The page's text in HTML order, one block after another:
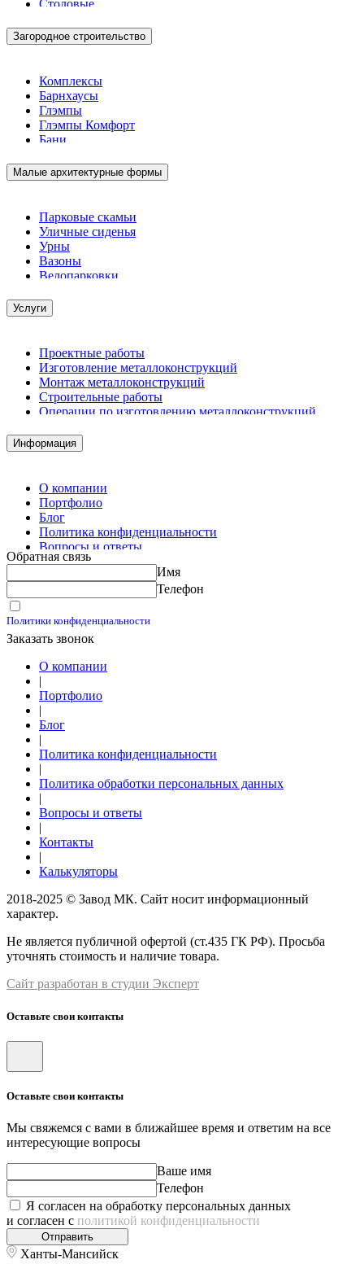
Столовые
Загородное строительство
Комплексы
Барнхаусы
Глэмпы
Глэмпы Комфорт
Бани
Малые архитектурные формы
Парковые скамьи
Уличные сиденья
Урны
Вазоны
Велопарковки
Услуги
Проектные работы
Изготовление металлоконструкций
Монтаж металлоконструкций
Строительные работы
Операции по изготовлению металлоконструкций
Комплектация металлопроката
Изготовление винтовых свай
Информация
О компании
Портфолио
Блог
Политика конфиденциальности
Вопросы и ответы
Контакты
Обратная связь
Имя
Телефон
Политики конфиденциальности
Заказать звонок
О компании
|
Портфолио
|
Блог
|
Политика конфиденциальности
|
Политика обработки персональных данных
|
Вопросы и ответы
|
Контакты
|
Калькуляторы
2018-2025 © Завод МК. Сайт носит информационный
характер.
Не является публичной офертой (ст.435 ГК РФ). Просьба
уточнять стоимость и наличие товара.
Сайт разработан в студии Эксперт
Оставьте свои контакты
Оставьте свои контакты
Мы свяжемся с вами в ближайшее время и ответим на все
интересующие вопросы
Ваше имя
Телефон
Я согласен на обработку персональных данных
и согласен с политикой конфиденциальности
Отправить
Ханты-Мансийск